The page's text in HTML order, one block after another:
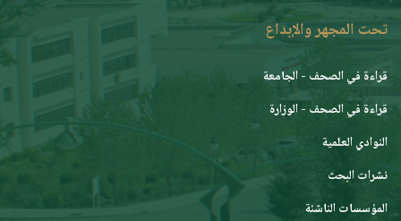
تحت المجهر والإبداع
قراءة في الصحف - الجامعة
قراءة في الصحف - الوزارة
النوادي العلمية
نشرات البحث
المؤسسات الناشئة